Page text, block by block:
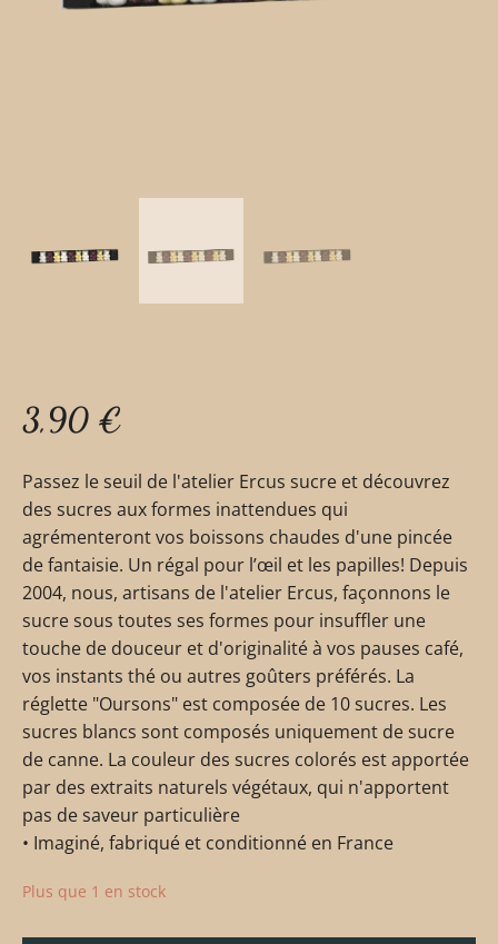
3,90 €
Passez le seuil de l'atelier Ercus sucre et découvrez
des sucres aux formes inattendues qui
agrémenteront vos boissons chaudes d'une pincée
de fantaisie. Un régal pour l’œil et les papilles! Depuis
2004, nous, artisans de l'atelier Ercus, façonnons le
sucre sous toutes ses formes pour insuffler une
touche de douceur et d'originalité à vos pauses café,
vos instants thé ou autres goûters préférés. La
réglette "Oursons" est composée de 10 sucres. Les
sucres blancs sont composés uniquement de sucre
de canne. La couleur des sucres colorés est apportée
par des extraits naturels végétaux, qui n'apportent
pas de saveur particulière
• Imaginé, fabriqué et conditionné en France
Plus que 1 en stock